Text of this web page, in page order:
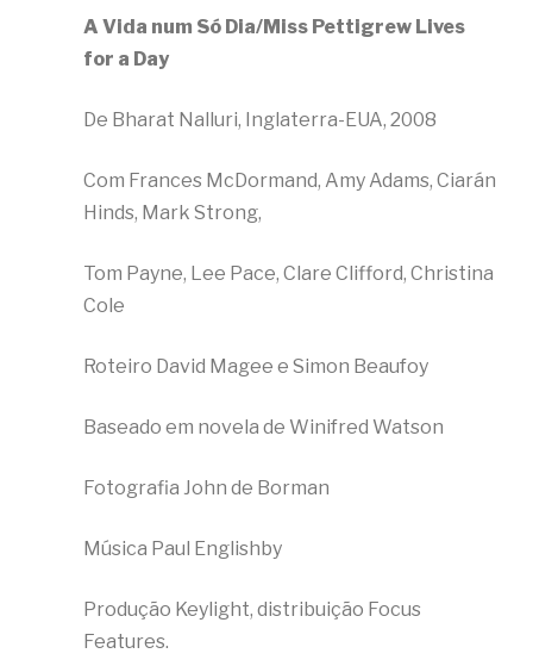
A Vida num Só Dia/Miss Pettigrew Lives
for a Day
De Bharat Nalluri, Inglaterra-EUA, 2008
Com Frances McDormand, Amy Adams, Ciarán
Hinds, Mark Strong,
Tom Payne, Lee Pace, Clare Clifford, Christina
Cole
Roteiro David Magee e Simon Beaufoy
Baseado em novela de Winifred Watson
Fotografia John de Borman
Música Paul Englishby
Produção Keylight, distribuição Focus
Features.